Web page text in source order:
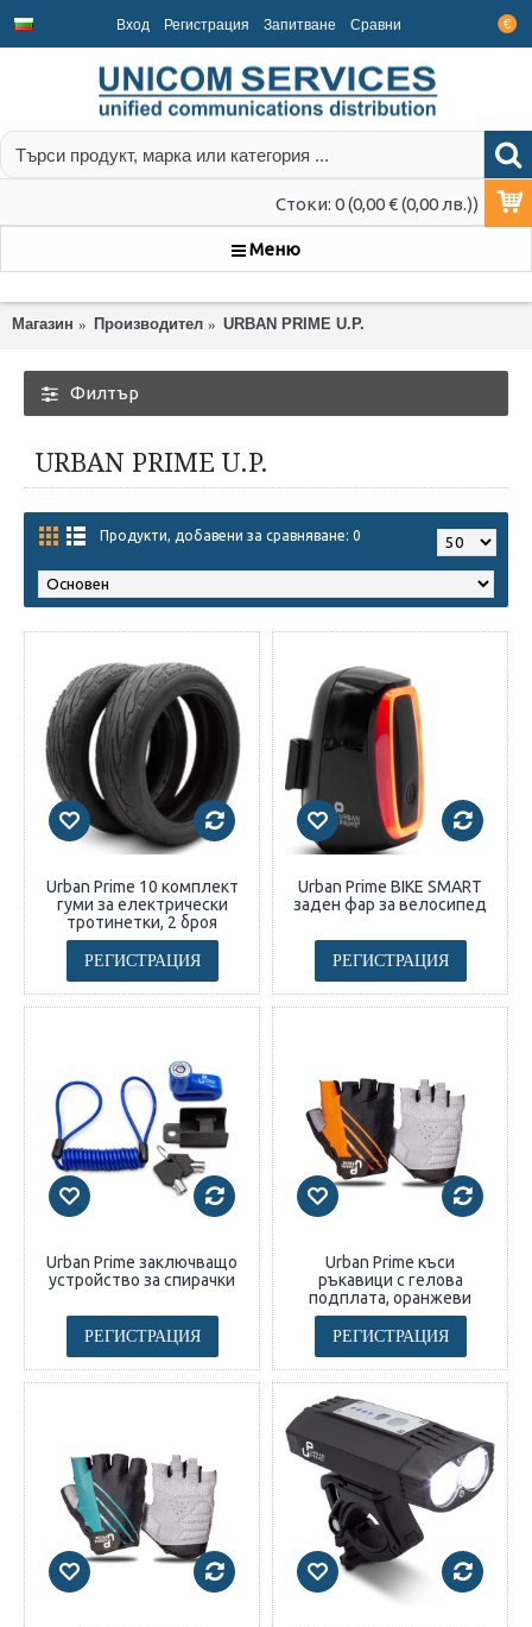
€
Вход Регистрация Запитване Срaвни
Стоки: 0 (0,00 € (0,00 лв.))
Меню
Магазин Производител URBAN PRIME U.P.
Филтър
URBAN PRIME U.P.
Продукти, добавени за сравняване: 0
Urban Prime 10 комплект
гуми за електрически
тротинетки, 2 броя
РЕГИСТРАЦИЯ
Urban Prime BIKE SMART
заден фар за велосипед
РЕГИСТРАЦИЯ
Urban Prime заключващо
устройство за спирачки
РЕГИСТРАЦИЯ
Urban Prime къси
ръкавици с гелова
подплата, оранжеви
РЕГИСТРАЦИЯ